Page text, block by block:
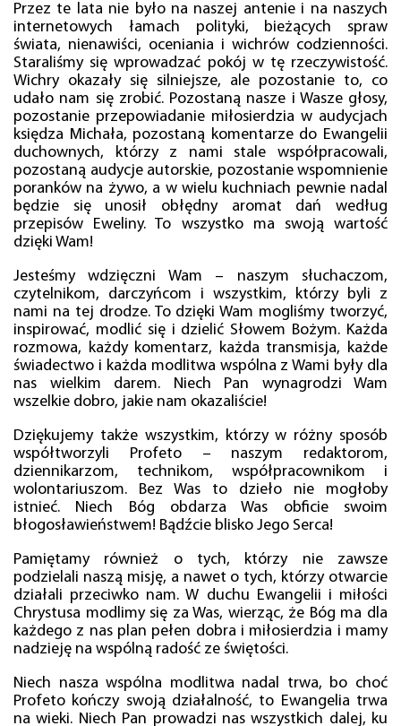
Przez te lata nie było na naszej antenie i na naszych
internetowych łamach polityki, bieżących spraw
świata, nienawiści, oceniania i wichrów codzienności.
Staraliśmy się wprowadzać pokój w tę rzeczywistość.
Wichry okazały się silniejsze, ale pozostanie to, co
udało nam się zrobić. Pozostaną nasze i Wasze głosy,
pozostanie przepowiadanie miłosierdzia w audycjach
księdza Michała, pozostaną komentarze do Ewangelii
duchownych, którzy z nami stale współpracowali,
pozostaną audycje autorskie, pozostanie wspomnienie
poranków na żywo, a w wielu kuchniach pewnie nadal
będzie się unosił obłędny aromat dań według
przepisów Eweliny. To wszystko ma swoją wartość
dzięki Wam!
Jesteśmy wdzięczni Wam – naszym słuchaczom,
czytelnikom, darczyńcom i wszystkim, którzy byli z
nami na tej drodze. To dzięki Wam mogliśmy tworzyć,
inspirować, modlić się i dzielić Słowem Bożym. Każda
rozmowa, każdy komentarz, każda transmisja, każde
świadectwo i każda modlitwa wspólna z Wami były dla
nas wielkim darem. Niech Pan wynagrodzi Wam
wszelkie dobro, jakie nam okazaliście!
Dziękujemy także wszystkim, którzy w różny sposób
współtworzyli Profeto – naszym redaktorom,
dziennikarzom, technikom, współpracownikom i
wolontariuszom. Bez Was to dzieło nie mogłoby
istnieć. Niech Bóg obdarza Was obficie swoim
błogosławieństwem! Bądźcie blisko Jego Serca!
Pamiętamy również o tych, którzy nie zawsze
podzielali naszą misję, a nawet o tych, którzy otwarcie
działali przeciwko nam. W duchu Ewangelii i miłości
Chrystusa modlimy się za Was, wierząc, że Bóg ma dla
każdego z nas plan pełen dobra i miłosierdzia i mamy
nadzieję na wspólną radość ze świętości.
Niech nasza wspólna modlitwa nadal trwa, bo choć
Profeto kończy swoją działalność, to Ewangelia trwa
na wieki. Niech Pan prowadzi nas wszystkich dalej, ku